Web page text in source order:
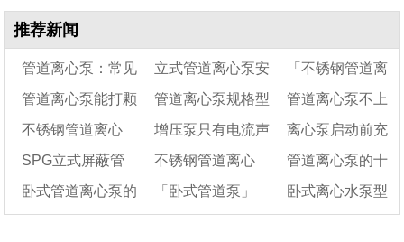
推荐新闻
管道离心泵：常见
的几种故障和排除方
法「已解决」
立式管道离心泵安
装方法说明及安装示
意图
「不锈钢管道离
心泵」IHG立式不
锈钢管道泵性能参
数选型数据表
管道离心泵能打颗
粒污泥吗
管道离心泵规格型
号及型号意义
管道离心泵不上
水的原因
不锈钢管道离心
泵：管道离心泵如何
选择和使用注意事项
增压泵只有电流声
不转是怎么回事?
离心泵启动前充
水的七个方法
SPG立式屏蔽管
道离心泵结构图及性
不锈钢管道离心
泵-管道离心泵
管道离心泵的十
个安装注意事项及
卧式管道离心泵的 「卧式管道泵」 卧式离心水泵型